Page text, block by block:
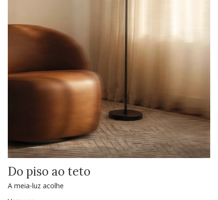
Do piso ao teto
A meia-luz acolhe